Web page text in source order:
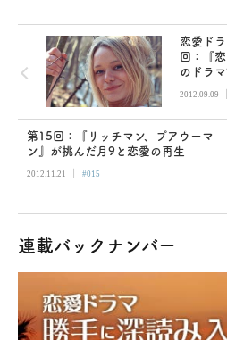
恋愛ド
回：『
のドラ
2012.09.09 |
第15回：『リッチマン、プアウーマ
ン』が挑んだ月9と恋愛の再生
2012.11.21 | #015
連載バックナンバー